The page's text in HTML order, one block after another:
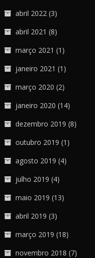
abril 2022 (3)
abril 2021 (8)
março 2021 (1)
janeiro 2021 (1)
março 2020 (2)
janeiro 2020 (14)
dezembro 2019 (8)
outubro 2019 (1)
agosto 2019 (4)
julho 2019 (4)
maio 2019 (13)
abril 2019 (3)
março 2019 (18)
novembro 2018 (7)